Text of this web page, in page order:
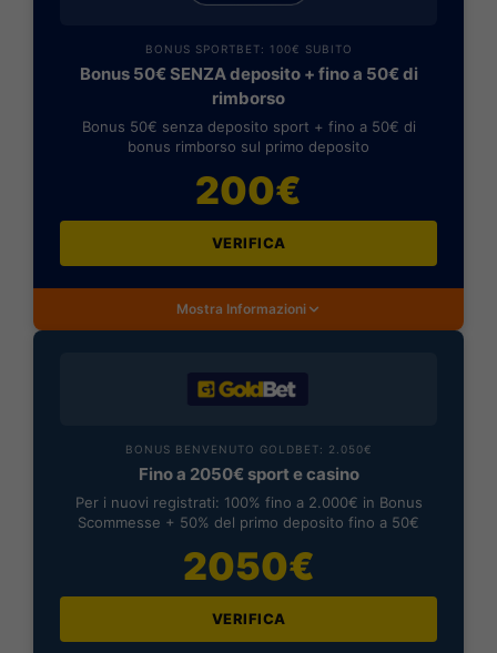
BONUS SPORTBET: 100€ SUBITO
Bonus 50€ SENZA deposito + fino a 50€ di
rimborso
Bonus 50€ senza deposito sport + fino a 50€ di
bonus rimborso sul primo deposito
200€
VERIFICA
Mostra Informazioni
BONUS BENVENUTO GOLDBET: 2.050€
Fino a 2050€ sport e casino
Per i nuovi registrati: 100% fino a 2.000€ in Bonus
Scommesse + 50% del primo deposito fino a 50€
2050€
VERIFICA